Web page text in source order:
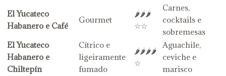
El Yucateco
Habanero e Café
Gourmet
🌶️🌶️🌶️
☆☆
Carnes,
cocktails e
sobremesas
El Yucateco
Habanero e
Chiltepín
Cítrico e
ligeiramente
fumado
🌶️🌶️🌶️🌶️
☆
Aguachile,
ceviche e
marisco